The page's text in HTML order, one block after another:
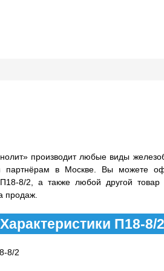
производит любые виды
партнёрам в Москве. Вы можете
8/2, а также любой другой
продаж.
Характеристики П18-8/
8/2